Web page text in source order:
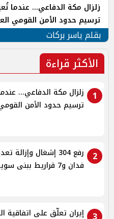
زلزال مكة الدفاعي... عندما
ترسيم حدود الأمن القومي
بقلم ياسر بركات
الأكثر قراءة
1
زلزال مكة الدفاعي...
ترسيم حدود الأمن
2
رفع 304 إشغال
فدان و7 قراريط ببنى سويف
إيران تعلّق على اتفاقية